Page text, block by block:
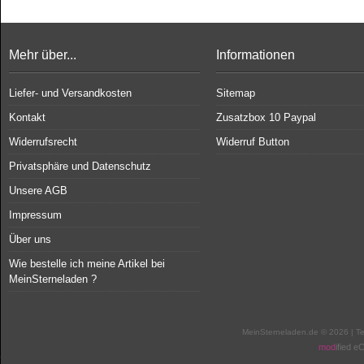
Mehr über...
Liefer- und Versandkosten
Kontakt
Widerrufsrecht
Privatsphäre und Datenschutz
Unsere AGB
Impressum
Über uns
Wie bestelle ich meine Artikel bei
MeinSterneladen ?
Informationen
Sitemap
Zusatzbox 10 Paypal
Widerruf Button
MeinSterneladen.de © 2026 |
modified